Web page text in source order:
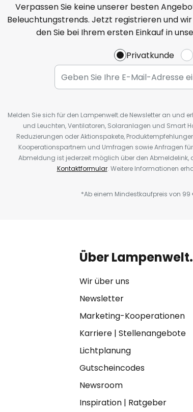
Verpassen Sie keine unserer besten
Beleuchtungstrends. Jetzt registrieren und
den Sie bei Ihrem ersten Einkauf in
Privatkunde
Melden Sie sich für den Lampenwelt.de Newsletter an und
und Leuchten, Ventilatoren, Solaranlagen und Smart
Reduzierungen oder Aktionspakete,
Kooperationspartnern und Umfragen sowie Anfragen
Abmeldung ist jederzeit möglich über den Abmeldelink,
Kontaktformular. Weitere Informationen
*Ab einem Mindestkaufpreis von
Über
Wir über uns
Newsletter
Marketing-Kooperationen
Karriere| Stellenangebote
Lichtplanung
Gutscheincodes
Newsroom
Inspiration| Ratgeber